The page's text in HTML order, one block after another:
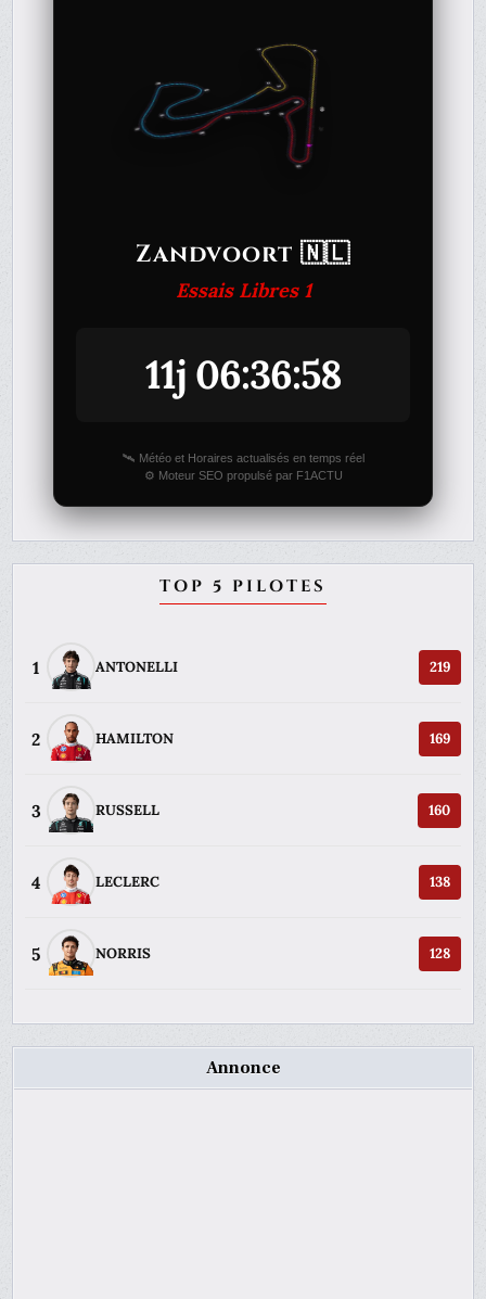
Zandvoort 🇳🇱
Essais Libres 1
11j 06:36:58
🛰️ Météo et Horaires actualisés en temps réel
⚙️ Moteur SEO propulsé par F1ACTU
TOP 5 PILOTES
1 ANTONELLI 219
2 HAMILTON 169
3 RUSSELL 160
4 LECLERC 138
5 NORRIS 128
Annonce